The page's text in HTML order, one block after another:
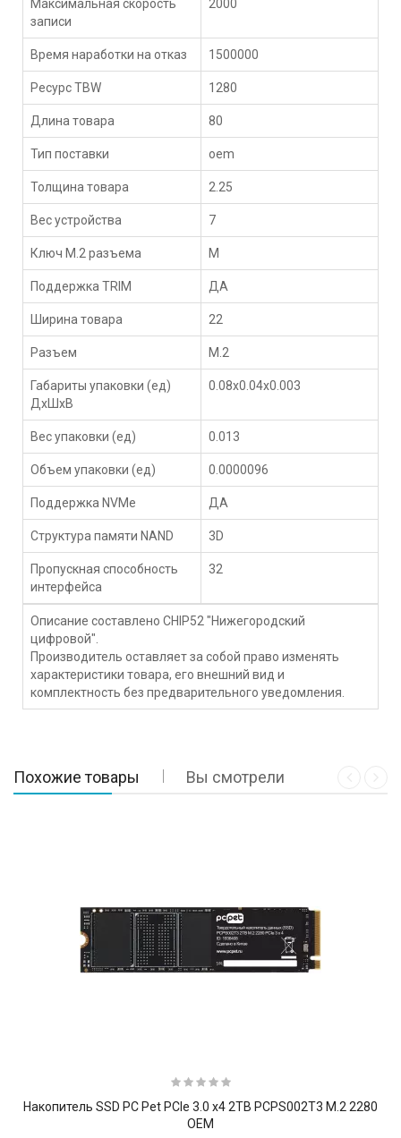
Максимальная скорость
записи
2000
Время наработки на отказ 1500000
Ресурс TBW 1280
Длина товара 80
Тип поставки oem
Толщина товара 2.25
Вес устройства 7
Ключ M.2 разъема M
Поддержка TRIM ДА
Ширина товара 22
Разъем M.2
Габариты упаковки (ед)
ДхШхВ
0.08x0.04x0.003
Вес упаковки (ед) 0.013
Объем упаковки (ед) 0.0000096
Поддержка NVMe ДА
Структура памяти NAND 3D
Пропускная способность
интерфейса
32
Описание составлено CHIP52 "Нижегородский
цифровой".
Производитель оставляет за собой право изменять
характеристики товара, его внешний вид и
комплектность без предварительного уведомления.
Похожие товары Вы смотрели
Накопитель SSD PC Pet PCIe 3.0 x4 2TB PCPS002T3 M.2 2280
OEM